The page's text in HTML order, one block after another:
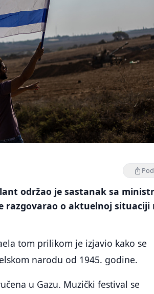
održao je sastanak sa
razgovarao o aktuelnoj situaciji
tom prilikom je izjavio kako se
narodu od 1945. godine.
u Gazu. Muzički festival se